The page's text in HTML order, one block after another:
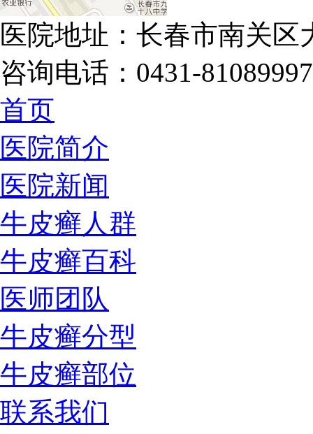
医院地址：长春市南关区
咨询电话：0431-81089997
首页
医院简介
医院新闻
牛皮癣人群
牛皮癣百科
医师团队
牛皮癣分型
牛皮癣部位
联系我们